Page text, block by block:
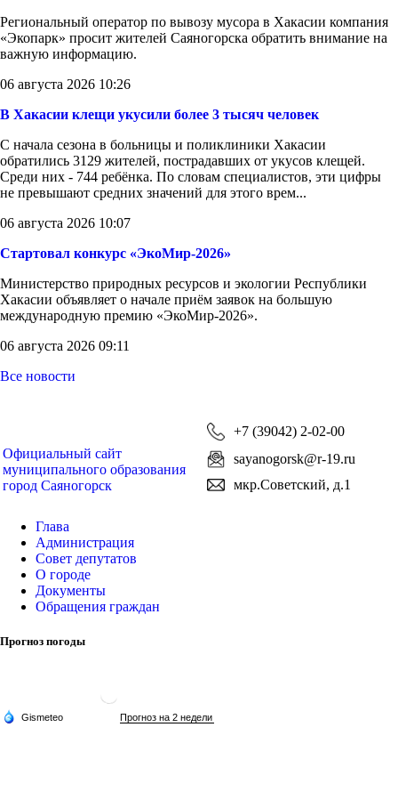
Региональный оператор по вывозу мусора в Хакасии компания
«Экопарк» просит жителей Саяногорска обратить внимание на
важную информацию.
06 августа 2026 10:26
В Хакасии клещи укусили более 3 тысяч человек
С начала сезона в больницы и поликлиники Хакасии
обратились 3129 жителей, пострадавших от укусов клещей.
Среди них - 744 ребёнка. По словам специалистов, эти цифры
не превышают средних значений для этого врем...
06 августа 2026 10:07
Стартовал конкурс «ЭкоМир-2026»
Министерство природных ресурсов и экологии Республики
Хакасии объявляет о начале приём заявок на большую
международную премию «ЭкоМир-2026».
06 августа 2026 09:11
Все новости
Официальный сайт
муниципального образования
город Саяногорск
+7 (39042) 2-02-00
sayanogorsk@r-19.ru
мкр.Советский, д.1
Глава
Администрация
Совет депутатов
О городе
Документы
Обращения граждан
Прогноз погоды